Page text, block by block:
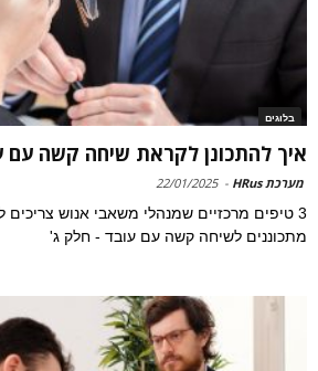
בלוגים
איך להתכונן לקראת שיחה קשה עם
מערכת HRus -
22/01/2025
3 טיפים מרכזיים שמנהלי משאבי אנוש
מתכוננים לשיחה קשה עם עובד - חלק ג'